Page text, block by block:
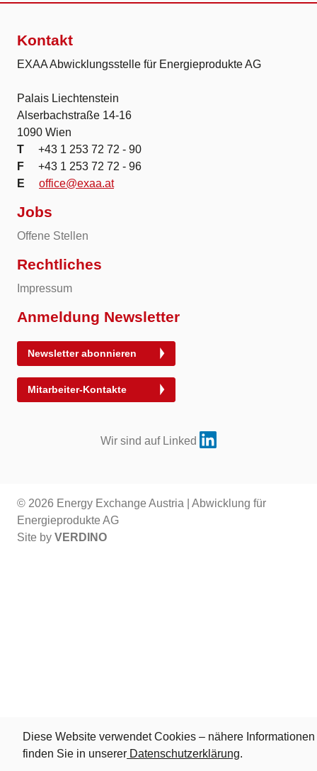
Kontakt
EXAA Abwicklungsstelle für Energieprodukte AG
Palais Liechtenstein
Alserbachstraße 14-16
1090 Wien
T
+43 1 253 72 72 - 90
F
+43 1 253 72 72 - 96
E
office@exaa.at
Jobs
Offene Stellen
Rechtliches
Impressum
Anmeldung Newsletter
Newsletter abonnieren
Mitarbeiter-Kontakte
Wir sind auf Linked
© 2026 Energy Exchange Austria | Abwicklung für
Energieprodukte AG
Site by VERDINO
Diese Website verwendet Cookies – nähere
finden Sie in unserer Datenschutzerklärung.